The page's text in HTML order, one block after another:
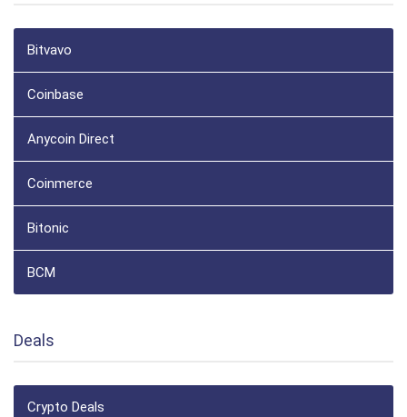
Bitvavo
Coinbase
Anycoin Direct
Coinmerce
Bitonic
BCM
Deals
Crypto Deals